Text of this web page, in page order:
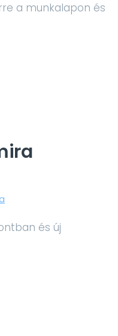
a munkalapon és
és új